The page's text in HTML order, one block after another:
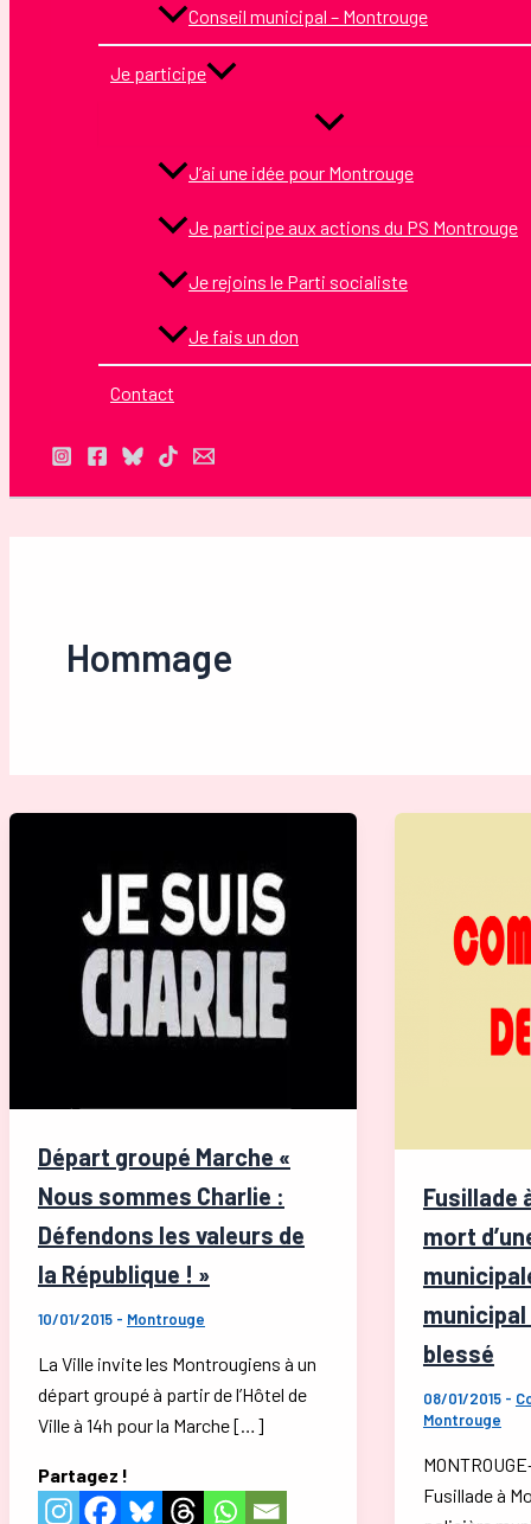
Conseil municipal – Montrouge
Je participe
J’ai une idée pour Montrouge
Je participe aux actions du PS Montrouge
Je rejoins le Parti socialiste
Je fais un don
Contact
Hommage
Départ groupé Marche «
Nous sommes Charlie :
Défendons les valeurs de
la République ! »
10/01/2015 - Montrouge
La Ville invite les Montrougiens à un
départ groupé à partir de l’Hôtel de
Ville à 14h pour la Marche […]
Partagez !
Fusillade
mort
blessé
08/01/2015 -
Montrouge
Fusillade à